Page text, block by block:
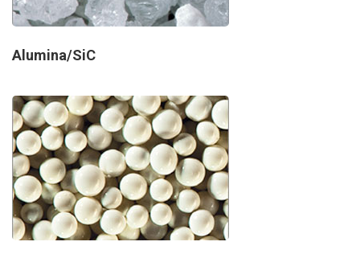
Alumina/SiC